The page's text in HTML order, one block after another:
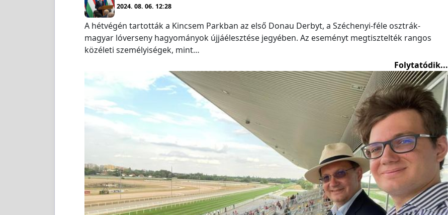
2024. 08. 06. 12:28
A hétvégén tartották a Kincsem Parkban az első Donau Derbyt, a Széchenyi-féle osztrák-
magyar lóverseny hagyományok újjáélesztése jegyében. Az eseményt megtisztelték rangos
közéleti személyiségek, mint…
Folytatódik...